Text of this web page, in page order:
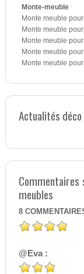
Monte-meuble
Monte meuble
Monte meuble
Monte meuble
Monte meuble
Monte meuble
Actualités
meubles
8
@Eva :